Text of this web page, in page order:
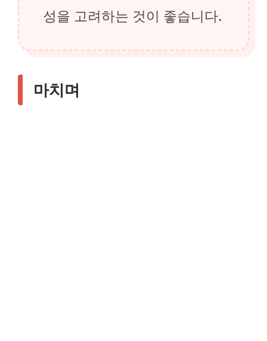
성을 고려하는 것이 좋습니다.
마치며